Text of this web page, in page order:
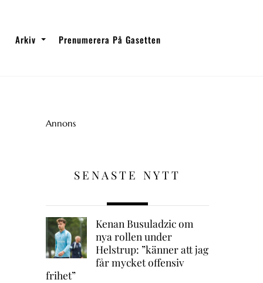
Arkiv Prenumerera På Gasetten
Annons
SENASTE NYTT
Kenan Busuladzic om
nya rollen under
Helstrup: ”känner att jag
får mycket offensiv
frihet”